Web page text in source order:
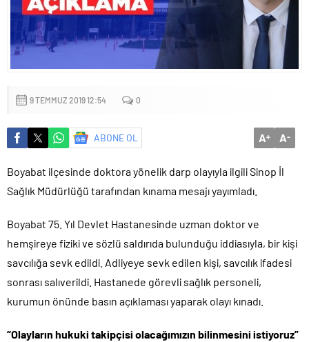
İpuçları
Sığacık’tan güçlü mesaj: “Deniz bizim, Sığacık hepimizin”
9 TEMMUZ 2019 12:54 0
ABONE OL A+ A-
Boyabat ilçesinde doktora yönelik darp olayıyla ilgili Sinop İl
Sağlık Müdürlüğü tarafından kınama mesajı yayımladı.
Boyabat 75. Yıl Devlet Hastanesinde uzman doktor ve
hemşireye fiziki ve sözlü saldırıda bulunduğu iddiasıyla, bir kişi
savcılığa sevk edildi. Adliyeye sevk edilen kişi, savcılık ifadesi
sonrası salıverildi. Hastanede görevli sağlık personeli,
kurumun önünde basın açıklaması yaparak olayı kınadı.
“Olayların hukuki takipçisi olacağımızın bilinmesini istiyoruz”